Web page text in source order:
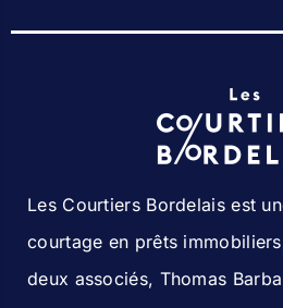
Les Courtiers Bordelais est
courtage en prêts
deux associés, Thomas